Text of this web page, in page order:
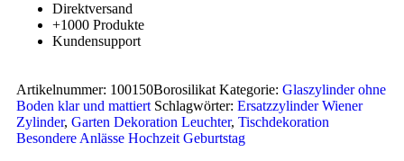
Direktversand
+1000 Produkte
Kundensupport
Artikelnummer: 100150BorosilikatKategorie: Glaszylinder ohne
Boden klar und mattiert Schlagwörter: Ersatzzylinder Wiener
Zylinder, Garten Dekoration Leuchter, Tischdekoration
Besondere Anlässe Hochzeit Geburtstag